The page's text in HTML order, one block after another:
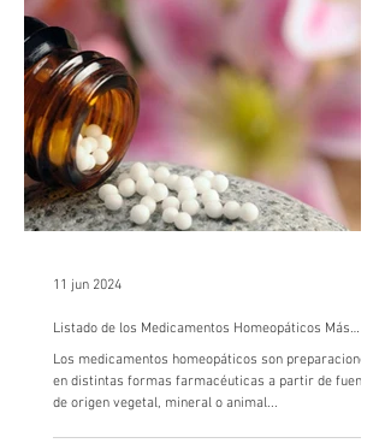
Listado de los Medicamentos Homeopáticos Más
Los medicamentos homeopáticos son preparaciones
en distintas formas farmacéuticas a partir de fuentes
de origen vegetal, mineral o animal...
11 jun 2024